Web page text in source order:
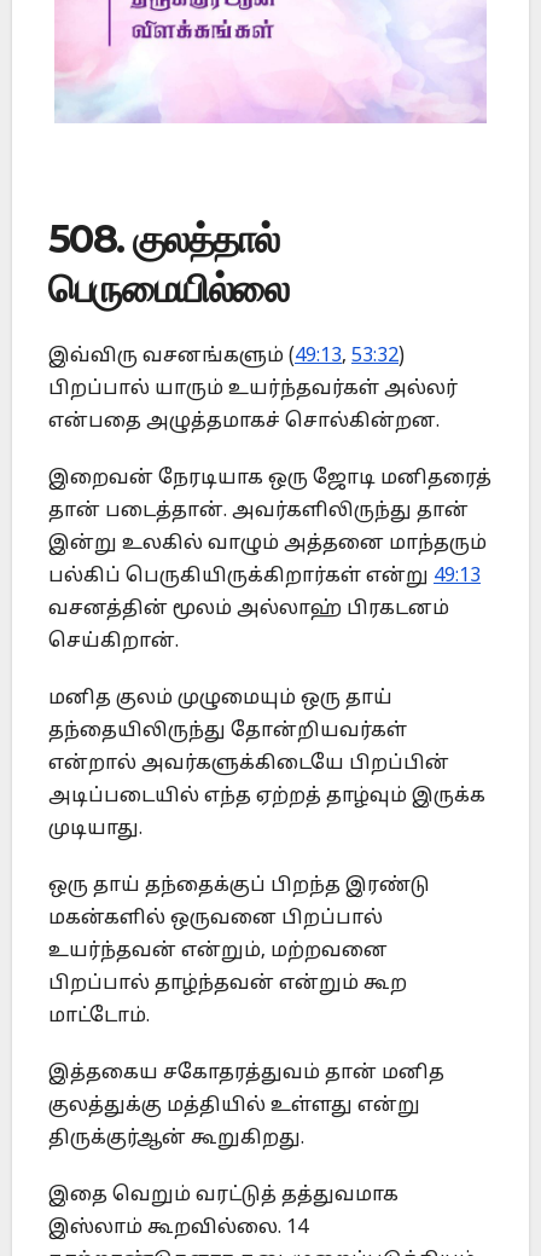
508. குலத்தால்
பெருமையில்லை
இவ்விரு வசனங்களும் (49:13, 53:32)
பிறப்பால் யாரும் உயர்ந்தவர்கள் அல்லர்
என்பதை அழுத்தமாகச் சொல்கின்றன.
இறைவன் நேரடியாக ஒரு ஜோடி மனிதரைத்
தான் படைத்தான். அவர்களிலிருந்து தான்
இன்று உலகில் வாழும் அத்தனை மாந்தரும்
பல்கிப் பெருகியிருக்கிறார்கள் என்று 49:13
வசனத்தின் மூலம் அல்லாஹ் பிரகடனம்
செய்கிறான்.
மனித குலம் முழுமையும் ஒரு தாய்
தந்தையிலிருந்து தோன்றியவர்கள்
என்றால் அவர்களுக்கிடையே பிறப்பின்
அடிப்படையில் எந்த ஏற்றத் தாழ்வும் இருக்க
முடியாது.
ஒரு தாய் தந்தைக்குப் பிறந்த இரண்டு
மகன்களில் ஒருவனை பிறப்பால்
உயர்ந்தவன் என்றும், மற்றவனை
பிறப்பால் தாழ்ந்தவன் என்றும் கூற
மாட்டோம்.
இத்தகைய சகோதரத்துவம் தான் மனித
குலத்துக்கு மத்தியில் உள்ளது என்று
திருக்குர்ஆன் கூறுகிறது.
இதை வெறும் வரட்டுத் தத்துவமாக
இஸ்லாம் கூறவில்லை. 14